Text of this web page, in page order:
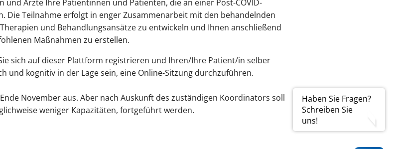
Haben Sie Fragen?
Schreiben Sie
uns!
Ärzte Ihre Patientinnen und Patienten, die an einer Post-COVID-
Die Teilnahme erfolgt in enger Zusammenarbeit mit den behandelnden
und Behandlungsansätze zu entwickeln und Ihnen anschließend
Maßnahmen zu erstellen.
sich auf dieser Plattform registrieren und Ihren/Ihre Patient/in selber
und kognitiv in der Lage sein, eine Online-Sitzung durchzuführen.
November aus. Aber nach Auskunft des zuständigen Koordinators soll
weniger Kapazitäten, fortgeführt werden.